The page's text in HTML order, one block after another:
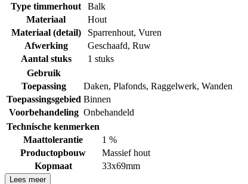
Type timmerhout
Balk
Materiaal
Hout
Materiaal (detail)
Sparrenhout, Vuren
Afwerking
Geschaafd, Ruw
Aantal stuks
1 stuks
Gebruik
Toepassing
Daken, Plafonds, Raggelwerk, Wanden
Toepassingsgebied Binnen
Voorbehandeling Onbehandeld
Technische kenmerken
Maattolerantie
1 %
Productopbouw
Massief hout
Kopmaat
33x69mm
Lees meer